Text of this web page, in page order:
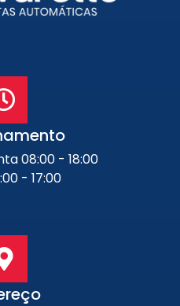
08:00 - 18:00
- 17:00